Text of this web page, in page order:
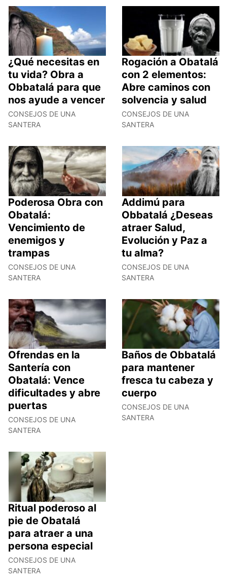
¿Qué necesitas en
tu vida? Obra a
Obbatalá para que
nos ayude a vencer
CONSEJOS DE UNA
SANTERA
Rogación a Obatalá
con 2 elementos:
Abre caminos con
solvencia y salud
CONSEJOS DE UNA
SANTERA
Poderosa Obra con
Obatalá:
Vencimiento de
enemigos y
trampas
CONSEJOS DE UNA
SANTERA
Addimú para
Obbatalá ¿Deseas
atraer Salud,
Evolución y Paz a
tu alma?
CONSEJOS DE UNA
SANTERA
Ofrendas en la
Santería con
Obatalá: Vence
dificultades y abre
puertas
CONSEJOS DE UNA
SANTERA
Baños de Obbatalá
para mantener
fresca tu cabeza y
cuerpo
CONSEJOS DE UNA
SANTERA
Ritual poderoso al
pie de Obatalá
para atraer a una
persona especial
CONSEJOS DE UNA
SANTERA